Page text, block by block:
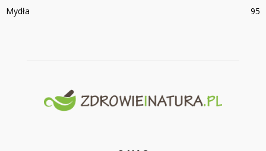
Mydła
95